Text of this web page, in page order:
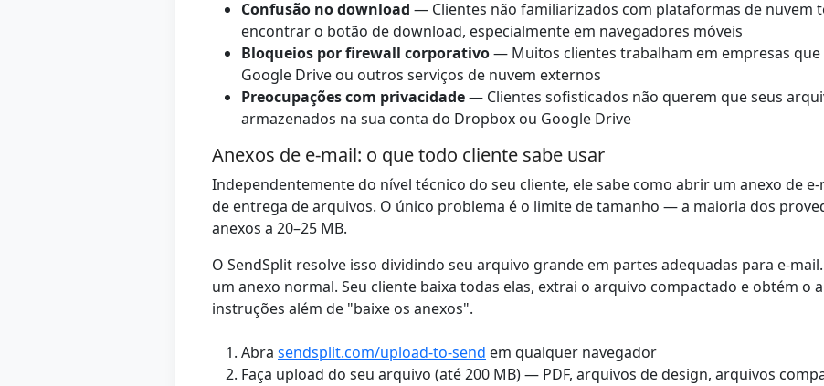
Confusão no download — Clientes não familiarizados com plataformas de nuvem
encontrar o botão de download, especialmente em navegadores móveis
Bloqueios por firewall corporativo— Muitos clientes trabalham em empresas
Google Drive ou outros serviços de nuvem externos
Preocupações com privacidade— Clientes sofisticados não querem que seus
armazenados na sua conta do Dropbox ou Google Drive
Anexos de e-mail: o que todo cliente sabe usar
Independentemente do nível técnico do seu cliente, ele sabe como abrir um anexo de
de entrega de arquivos. O único problema é o limite de tamanho — a maioria dos
anexos a 20–25 MB.
O SendSplit resolve isso dividindo seu arquivo grande em partes adequadas para e-
um anexo normal. Seu cliente baixa todas elas, extrai o arquivo compactado e obtém
instruções além de "baixe os anexos".
Abra sendsplit.com/upload-to-send em qualquer navegador
Faça upload do seu arquivo (até 200 MB) — PDF, arquivos de design, arquivos